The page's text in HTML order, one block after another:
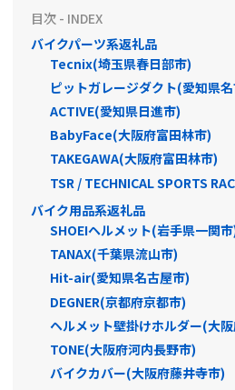
目次 - INDEX
バイクパーツ系返礼品
Tecnix(埼玉県春日部市)
ピットガレージダクト(愛知県
ACTIVE(愛知県日進市)
BabyFace(大阪府富田林市)
TAKEGAWA(大阪府富田林市)
TSR / TECHNICAL SPORTS
バイク用品系返礼品
SHOEIヘルメット(岩手県一関
TANAX(千葉県流山市)
Hit-air(愛知県名古屋市)
DEGNER(京都府京都市)
ヘルメット壁掛けホルダー(大
TONE(大阪府河内長野市)
バイクカバー(大阪府藤井寺市)